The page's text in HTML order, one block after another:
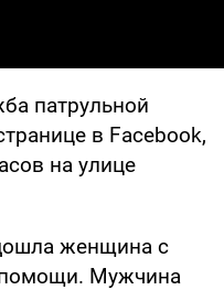
патрульной
в Facebook,
на улице
женщина с
Мужчина